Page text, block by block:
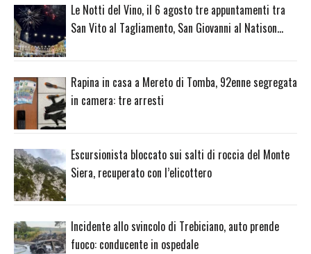
Le Notti del Vino, il 6 agosto tre appuntamenti tra
San Vito al Tagliamento, San Giovanni al Natison…
Rapina in casa a Mereto di Tomba, 92enne segregata
in camera: tre arresti
Escursionista bloccato sui salti di roccia del Monte
Siera, recuperato con l’elicottero
Incidente allo svincolo di Trebiciano, auto prende
fuoco: conducente in ospedale